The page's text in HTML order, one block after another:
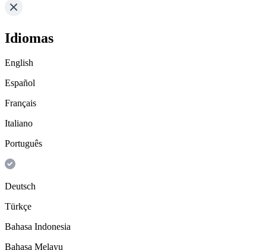
Idiomas
English
Español
Français
Italiano
Português
Deutsch
Türkçe
Bahasa Indonesia
Bahasa Melayu